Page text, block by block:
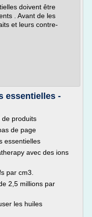
doivent être
. Avant de les
et leurs contre-
essentielles -
de produits
de page
essentielles
avec des ions
par cm3.
2,5 millions par
les huiles